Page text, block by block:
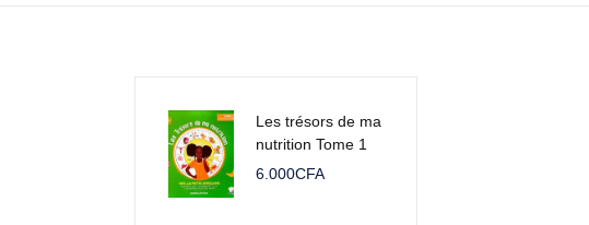
Les trésors de ma
nutrition Tome 1
6.000CFA